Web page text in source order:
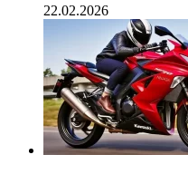
22.02.2026